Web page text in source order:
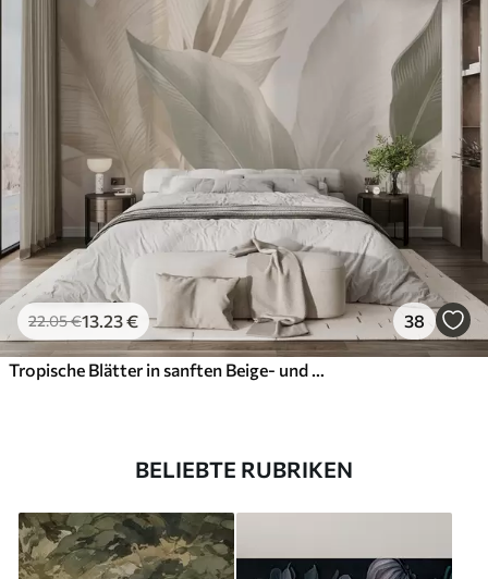
22.05€13 .23€ 38
BELIEBTE RUBRIKEN